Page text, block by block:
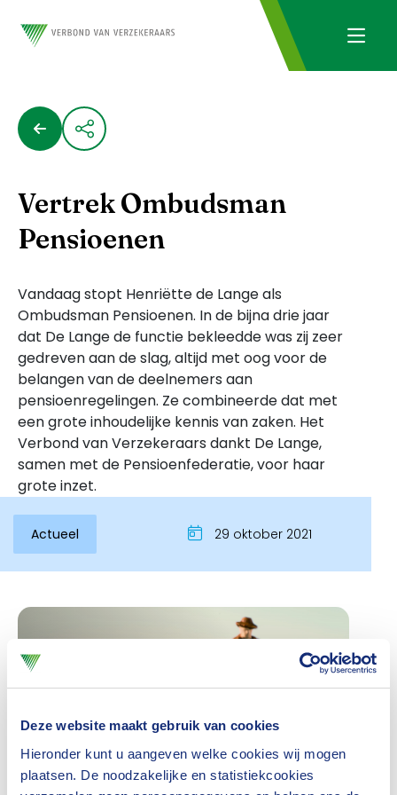
Deze website maakt gebruik van cookies
Hieronder kunt u aangeven welke cookies wij mogen
plaatsen. De noodzakelijke en statistiekcookies
Vertrek Ombudsman
Pensioenen
Vandaag stopt Henriëtte de Lange als
Ombudsman Pensioenen. In de bijna drie jaar
dat De Lange de functie bekleedde was zij zeer
gedreven aan de slag, altijd met oog voor de
belangen van de deelnemers aan
pensioenregelingen. Ze combineerde dat met
een grote inhoudelijke kennis van zaken. Het
Verbond van Verzekeraars dankt De Lange,
samen met de Pensioenfederatie, voor haar
grote inzet.
Actueel 29 oktober 2021